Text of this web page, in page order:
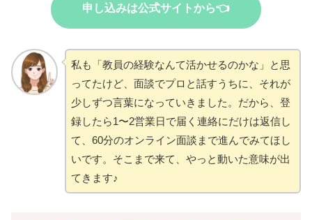
申し込みは公式サイトから👈
私も「教員の経験なんて活かせるのかな」と思
ってたけど、面談でプロと話すうちに、それが
少しずつ言葉になっていきました。だから、登
録したら1〜2営業日で届く連絡にだけは返信し
て、60分のオンライン面談まで進んでみてほし
いです。そこまで来て、やっと動いた意味が出
てきます♪